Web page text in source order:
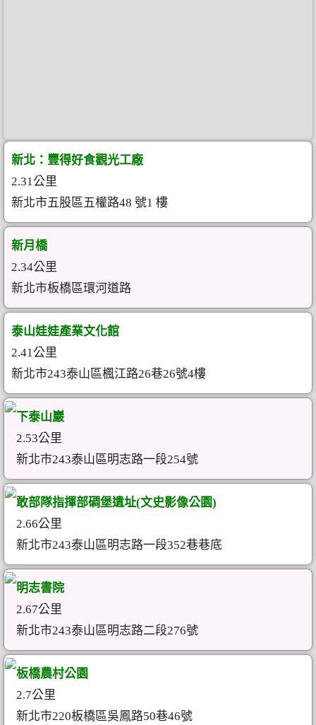
新北：豐得好食觀光工廠
2.31公里
新北市五股區五權路48 號1 樓
新月橋
2.34公里
新北市板橋區環河道路
泰山娃娃產業文化館
2.41公里
新北市243泰山區楓江路26巷26號4樓
下泰山巖
2.53公里
新北市243泰山區明志路一段254號
敢部隊指揮部碉堡遺址(文史影像公園)
2.66公里
新北市243泰山區明志路一段352巷巷底
明志書院
2.67公里
新北市243泰山區明志路二段276號
板橋農村公園
2.7公里
新北市220板橋區吳鳳路50巷46號